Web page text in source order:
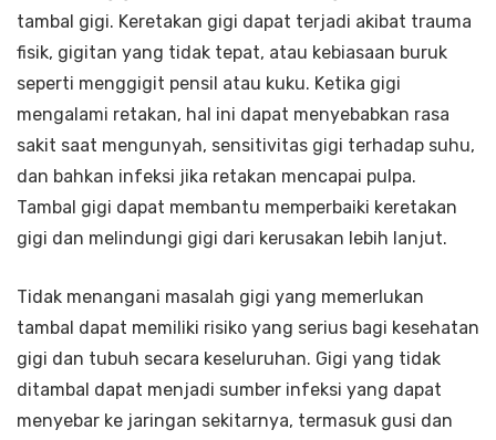
tambal gigi. Keretakan gigi dapat terjadi akibat trauma
fisik, gigitan yang tidak tepat, atau kebiasaan buruk
seperti menggigit pensil atau kuku. Ketika gigi
mengalami retakan, hal ini dapat menyebabkan rasa
sakit saat mengunyah, sensitivitas gigi terhadap suhu,
dan bahkan infeksi jika retakan mencapai pulpa.
Tambal gigi dapat membantu memperbaiki keretakan
gigi dan melindungi gigi dari kerusakan lebih lanjut.
Tidak menangani masalah gigi yang memerlukan
tambal dapat memiliki risiko yang serius bagi kesehatan
gigi dan tubuh secara keseluruhan. Gigi yang tidak
ditambal dapat menjadi sumber infeksi yang dapat
menyebar ke jaringan sekitarnya, termasuk gusi dan